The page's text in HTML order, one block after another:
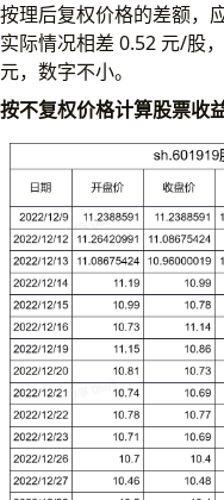
按理后复权价格的差额，
实际情况相差 0.52 元/股
元，数字不小。
按不复权价格计算股票收益